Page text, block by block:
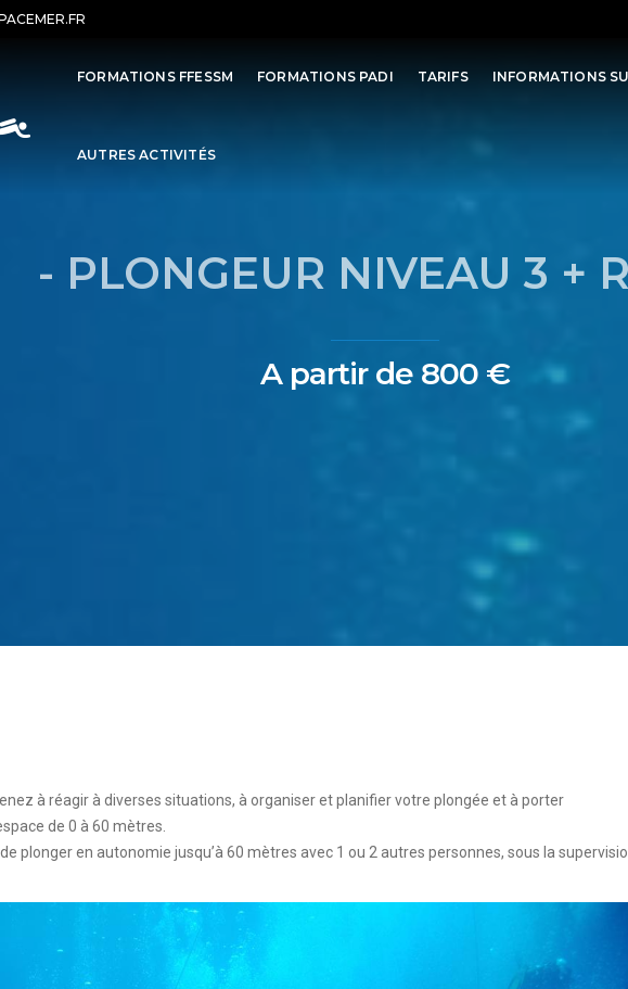
FORMATIONS FFESSM FORMATIONS PADI TARIFS INFORMATIONS
AUTRES ACTIVITÉS
- PLONGEUR NIVEAU 3 +
A partir de 800 €
à réagir à diverses situations, à organiser et planifier votre plongée et à porter
de 0 à 60 mètres.
plonger en autonomie jusqu’à 60 mètres avec 1 ou 2 autres personnes, sous la